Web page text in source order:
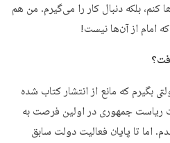
بلکه دنبال کار را می‌گیرم. من هم
امام از آن‌ها نیست!
بگیرم که مانع از انتشار کتاب شده
ریاست جمهوری در اولین فرصت به
اما تا پایان فعالیت دولت سابق